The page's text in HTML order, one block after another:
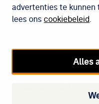
advertenties te kunnen
lees ons cookiebeleid
Alles